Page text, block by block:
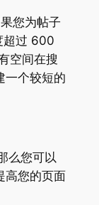
您为帖子
超过 600
空间在搜
一个较短的
么您可以
高您的页面